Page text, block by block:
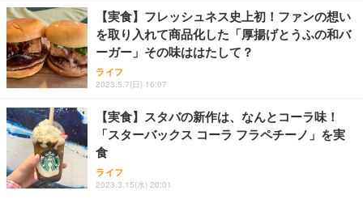
【実食】フレッシュネス史上初！ファンの想い
を取り入れて商品化した「厚揚げとうふの和バ
ーガー」その味ははたして？
ライフ
2023.5.7(日) 16:07
【実食】スタバの新作は、なんとコーラ味！
「スターバックス コーラ フラペチーノ」を実
食
ライフ
2023.3.15(水) 20:01